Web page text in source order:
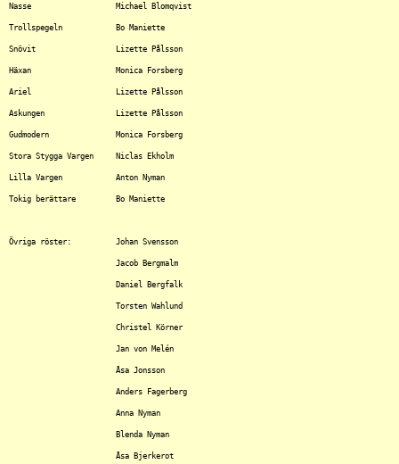
Nasse			Michael Blomqvist
Trollspegeln		Bo Maniette
Snövit			Lizette Pålsson
Häxan			Monica Forsberg
Ariel			Lizette Pålsson
Askungen		Lizette Pålsson
Gudmodern		Monica Forsberg
Stora Stygga Vargen	Niclas Ekholm
Lilla Vargen		Anton Nyman
Tokig berättare		Bo Maniette
Övriga röster:		Johan Svensson